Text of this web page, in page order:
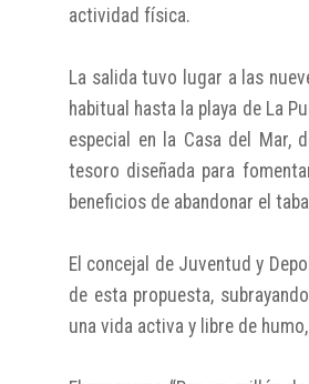
actividad física.
La salida tuvo lugar a las
habitual hasta la playa de La
especial en la Casa del Mar,
tesoro diseñada para
beneficios de abandonar el
El concejal de Juventud y
de esta propuesta,
una vida activa y libre de